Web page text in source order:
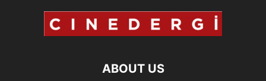
ABOUT US